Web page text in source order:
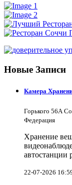
Новые Записи
Камера
Горького 56А
Федерация
Хранение
автостанции
22-07-2026